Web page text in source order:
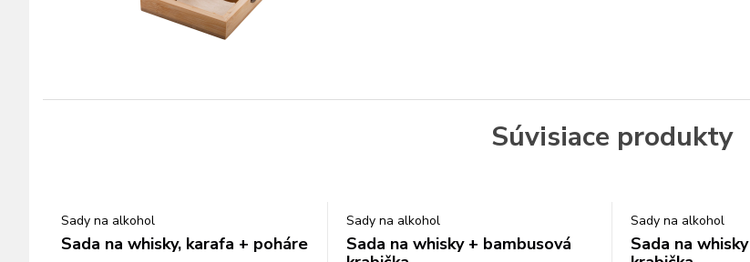
Súvisiace produkty
Sady na alkohol
Sada na whisky, karafa + poháre
Sady na alkohol
Sada na whisky + bambusová
Sady na alkohol
Sada na